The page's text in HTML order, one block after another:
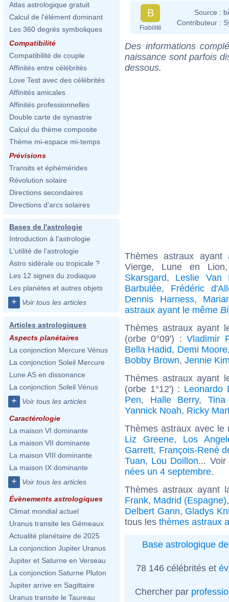
Atlas astrologique gratuit
Calcul de l'élément dominant
Les 360 degrés symboliques
Compatibilité
Compatibilité de couple
Affinités entre célébrités
Love Test avec des célébrités
Affinités amicales
Affinités professionnelles
Double carte de synastrie
Calcul du thème composite
Thème mi-espace mi-temps
Prévisions
Transits et éphémérides
Révolution solaire
Directions secondaires
Directions d'arcs solaires
Bases de l'astrologie
Introduction à l'astrologie
L'utilité de l'astrologie
Astro sidérale ou tropicale ?
Les 12 signes du zodiaque
Les planètes et autres objets
+ Voir tous les articles
Articles astrologiques
Aspects planétaires
La conjonction Mercure Vénus
La conjonction Soleil Mercure
Lune AS en dissonance
La conjonction Soleil Vénus
+ Voir tous les articles
Caractérologie
La maison VI dominante
La maison VII dominante
La maison VIII dominante
La maison IX dominante
+ Voir tous les articles
Évènements astrologiques
Climat mondial actuel
Uranus transite les Gémeaux
Actualité planétaire de 2025
La conjonction Jupiter Uranus
Jupiter et Saturne en Verseau
La conjonction Saturne Pluton
Jupiter arrive en Sagittaire
Uranus transite le Taureau
B
Fiabilité
Source :
Contributeur :
Des informations
naissance sont parfois
dessous.
Thèmes astraux
Vierge, Lune en
Skarsgard, Leslie Van
Barbulée, Frédéric
Dennis Harness,
astraux ayant le même
Thèmes astraux ayant
(orbe 0°09') :Vladimir
Bella Hadid, Demi Moore
Bobby Brown, Jennie
Thèmes astraux ayant
(orbe 1°12') : Leonardo
Pen, Halle Berry, Tina
Yannick Noah, Ricky
Thèmes astraux avec
Liz Greene, Los
Garrett, François-René
Tuan, Lou Doillon...
nées un 4 septembre.
Thèmes astraux
Frank, Madrid (Espagne)
Delbert Gann, Gladys
tous les thèmes astraux
Base astrologique
78 146 célébrités et
Chercher par